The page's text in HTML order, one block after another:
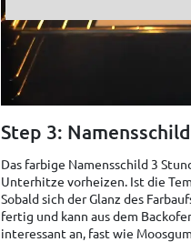
Step 3:
Das farbige Namensschild 3
Unterhitze vorheizen. Ist die
Sobald sich der Glanz des
fertig und kann aus dem
interessant an, fast wie